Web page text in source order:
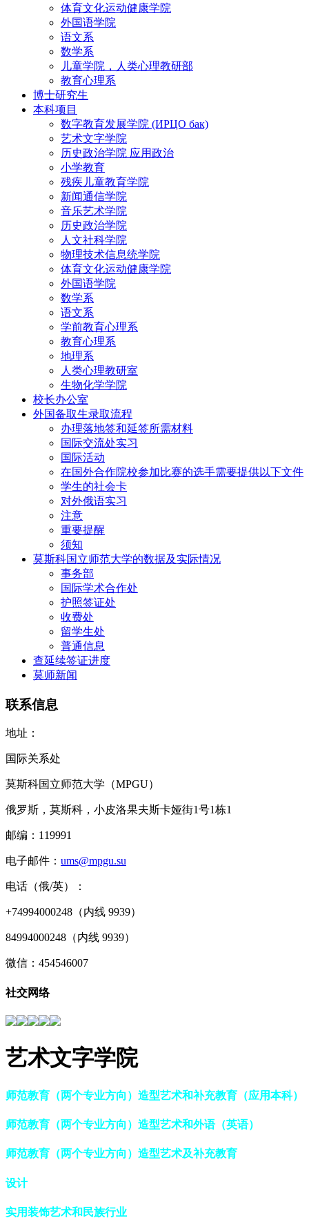
体育文化运动健康学院
外国语学院
语文系
数学系
儿童学院，人类心理教研部
教育心理系
博士研究生
本科项目
数字教育发展学院 (ИРЦО бак)
艺术文字学院
历史政治学院 应用政治
小学教育
残疾儿童教育学院
新闻通信学院
音乐艺术学院
历史政治学院
人文社科学院
物理技术信息统学院
体育文化运动健康学院
外国语学院
数学系
语文系
学前教育心理系
教育心理系
地理系
人类心理教研室
生物化学学院
校长办公室
外国备取生录取流程
办理落地签和延签所需材料
国际交流处实习
国际活动
在国外合作院校参加比赛的选手需要提供以下文件
学生的社会卡
对外俄语实习
注意
重要提醒
须知
莫斯科国立师范大学的数据及实际情况
事务部
国际学术合作处
护照签证处
收费处
留学生处
普通信息
查延续签证进度
莫师新闻
联系信息
地址：
国际关系处
莫斯科国立师范大学（MPGU）
俄罗斯，莫斯科，小皮洛果夫斯卡娅街1号1栋1
邮编：119991
电子邮件： ums@mpgu.su
电话（俄/英）：
+74994000248（内线 9939）
84994000248（内线 9939）
微信：454546007
社交网络
艺术文字学院
师范教育（两个专业方向）造型艺术和补充教育（应用本科）
师范教育（两个专业方向）造型艺术和外语（英语）
师范教育（两个专业方向）造型艺术及补充教育
设计
实用装饰艺术和民族行业